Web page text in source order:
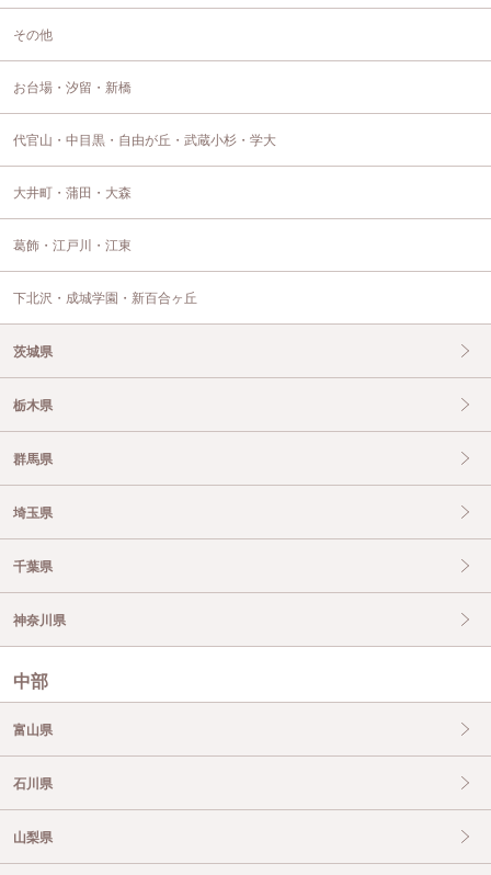
その他
お台場・汐留・新橋
代官山・中目黒・自由が丘・武蔵小杉・学大
大井町・蒲田・大森
葛飾・江戸川・江東
下北沢・成城学園・新百合ヶ丘
茨城県
栃木県
群馬県
埼玉県
千葉県
神奈川県
中部
富山県
石川県
山梨県